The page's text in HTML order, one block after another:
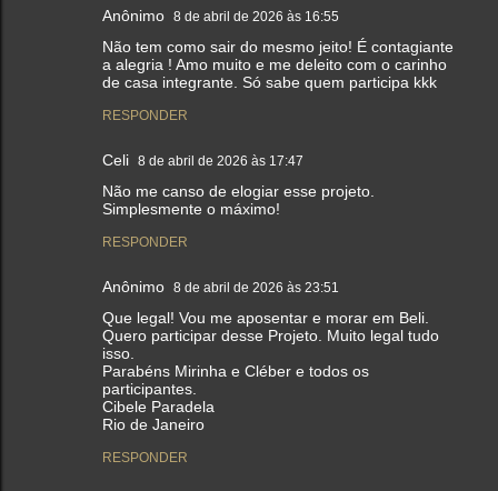
Anônimo 8 de abril de 2026 às 16:55
Não tem como sair do mesmo jeito! É contagiante
a alegria ! Amo muito e me deleito com o carinho
de casa integrante. Só sabe quem participa kkk
RESPONDER
Celi 8 de abril de 2026 às 17:47
Não me canso de elogiar esse projeto.
Simplesmente o máximo!
RESPONDER
Anônimo 8 de abril de 2026 às 23:51
Que legal! Vou me aposentar e morar em Beli.
Quero participar desse Projeto. Muito legal tudo
isso.
Parabéns Mirinha e Cléber e todos os
participantes.
Cibele Paradela
Rio de Janeiro
RESPONDER